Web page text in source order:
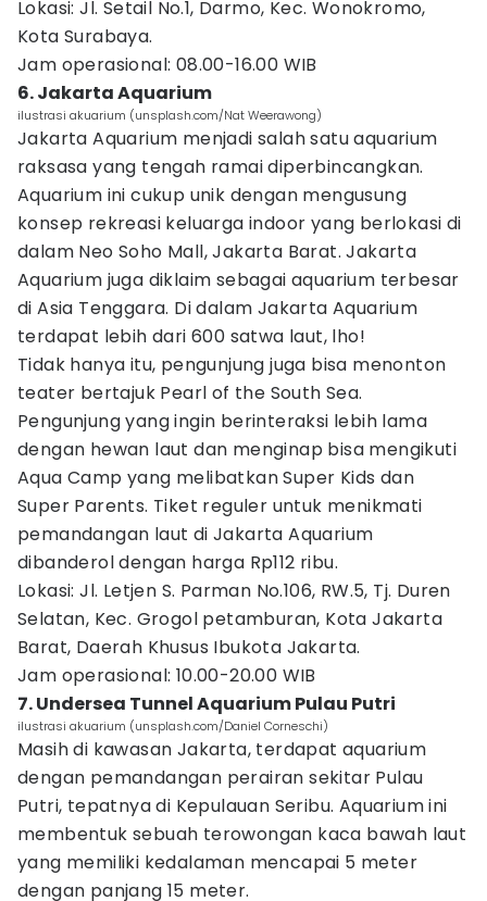
Lokasi: Jl. Setail No.1, Darmo, Kec. Wonokromo,
Kota Surabaya.
Jam operasional: 08.00-16.00 WIB
6. Jakarta Aquarium
ilustrasi akuarium (unsplash.com/Nat Weerawong)
Jakarta Aquarium menjadi salah satu aquarium
raksasa yang tengah ramai diperbincangkan.
Aquarium ini cukup unik dengan mengusung
konsep rekreasi keluarga indoor yang berlokasi di
dalam Neo Soho Mall, Jakarta Barat. Jakarta
Aquarium juga diklaim sebagai aquarium terbesar
di Asia Tenggara. Di dalam Jakarta Aquarium
terdapat lebih dari 600 satwa laut, lho!
Tidak hanya itu, pengunjung juga bisa menonton
teater bertajuk Pearl of the South Sea.
Pengunjung yang ingin berinteraksi lebih lama
dengan hewan laut dan menginap bisa mengikuti
Aqua Camp yang melibatkan Super Kids dan
Super Parents. Tiket reguler untuk menikmati
pemandangan laut di Jakarta Aquarium
dibanderol dengan harga Rp112 ribu.
Lokasi: Jl. Letjen S. Parman No.106, RW.5, Tj. Duren
Selatan, Kec. Grogol petamburan, Kota Jakarta
Barat, Daerah Khusus Ibukota Jakarta.
Jam operasional: 10.00-20.00 WIB
7. Undersea Tunnel Aquarium Pulau Putri
ilustrasi akuarium (unsplash.com/Daniel Corneschi)
Masih di kawasan Jakarta, terdapat aquarium
dengan pemandangan perairan sekitar Pulau
Putri, tepatnya di Kepulauan Seribu. Aquarium ini
membentuk sebuah terowongan kaca bawah laut
yang memiliki kedalaman mencapai 5 meter
dengan panjang 15 meter.